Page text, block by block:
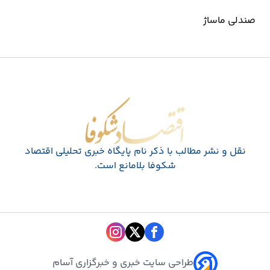
صندلی ماساژ
اقتصاد شکوفا
نقل و نشر مطالب با ذکر نام پايگاه خبری تحليلی اقتصاد
شکوفا بلامانع است.
طراحی سایت خبری و خبرگزاری آسام